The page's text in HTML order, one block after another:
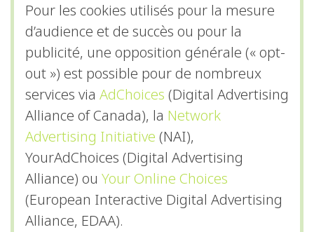
Pour les cookies utilisés pour la mesure
d’audience et de succès ou pour la
publicité, une opposition générale (« opt-
out ») est possible pour de nombreux
services via AdChoices (Digital Advertising
Alliance of Canada), la Network
Advertising Initiative (NAI),
YourAdChoices (Digital Advertising
Alliance) ou Your Online Choices
(European Interactive Digital Advertising
Alliance, EDAA).